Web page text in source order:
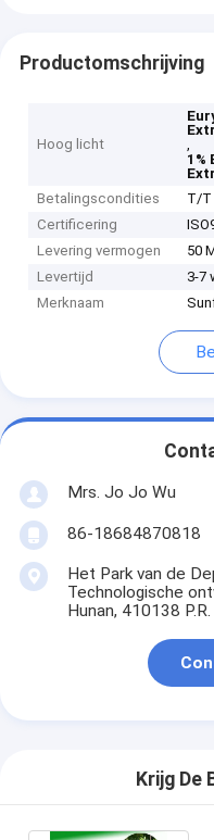
Productomschrijving
Hoog licht
,
1%
Betalingscondities
T/T
Certificering
Levering vermogen
50
Levertijd
3-7
Merknaam
Mrs. Jo Jo Wu
86-18684870818
Het Park van de
Technologische
Hunan, 410138 P.R.
Krijg De